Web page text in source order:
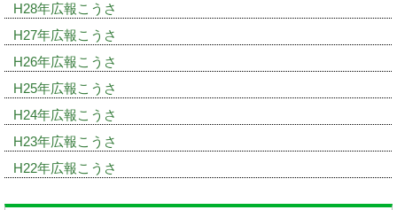
H28年広報こうさ
H27年広報こうさ
H26年広報こうさ
H25年広報こうさ
H24年広報こうさ
H23年広報こうさ
H22年広報こうさ